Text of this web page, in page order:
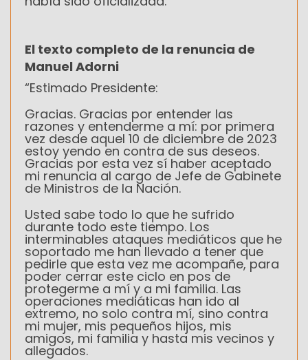
El texto completo de la renuncia de
Manuel Adorni
“Estimado Presidente:
Gracias. Gracias por entender las
razones y entenderme a mí: por primera
vez desde aquel 10 de diciembre de 2023
estoy yendo en contra de sus deseos.
Gracias por esta vez sí haber aceptado
mi renuncia al cargo de Jefe de Gabinete
de Ministros de la Nación.
Usted sabe todo lo que he sufrido
durante todo este tiempo. Los
interminables ataques mediáticos que he
soportado me han llevado a tener que
pedirle que esta vez me acompañe, para
poder cerrar este ciclo en pos de
protegerme a mí y a mi familia. Las
operaciones mediáticas han ido al
extremo, no solo contra mí, sino contra
mi mujer, mis pequeños hijos, mis
amigos, mi familia y hasta mis vecinos y
allegados.